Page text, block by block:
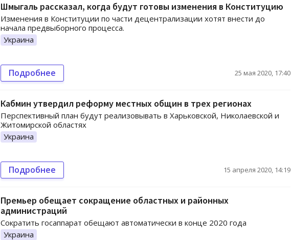
Шмыгаль рассказал, когда будут готовы изменения в Конституцию
Изменения в Конституции по части децентрализации хотят внести до
начала предвыборного процесса.
Украина
Подробнее 25 мая 2020, 17:40
Кабмин утвердил реформу местных общин в трех регионах
Перспективный план будут реализовывать в Харьковской, Николаевской и
Житомирской областях
Украина
Подробнее 15 апреля 2020, 14:19
Премьер обещает сокращение областных и районных
администраций
Сократить госаппарат обещают автоматически в конце 2020 года
Украина